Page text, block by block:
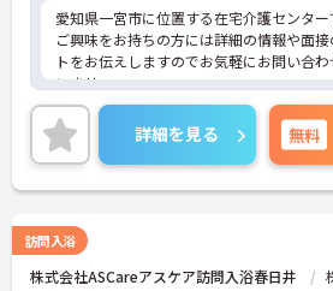
愛知県一宮市に位置する在宅介護センター
ご興味をお持ちの方には詳細の情報や面
トをお伝えしますのでお気軽にお問い合わ
いませ。
詳細を見る 無料
訪問入浴
株式会社ASCareアスケア訪問入浴春日井